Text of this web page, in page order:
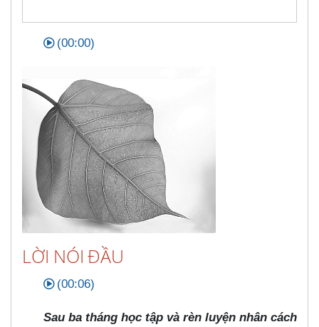
(00:00)
LỜI NÓI ĐẦU
(00:06)
Sau ba tháng học tập và rèn luyện nhân cách